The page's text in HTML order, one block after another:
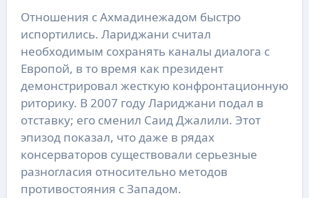
Отношения с Ахмадинежадом быстро
испортились. Лариджани считал
необходимым сохранять каналы диалога с
Европой, в то время как президент
демонстрировал жесткую конфронтационную
риторику. В 2007 году Лариджани подал в
отставку; его сменил Саид Джалили. Этот
эпизод показал, что даже в рядах
консерваторов существовали серьезные
разногласия относительно методов
противостояния с Западом.